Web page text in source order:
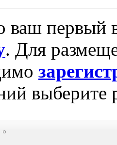
ваш первый
. Для
выберите